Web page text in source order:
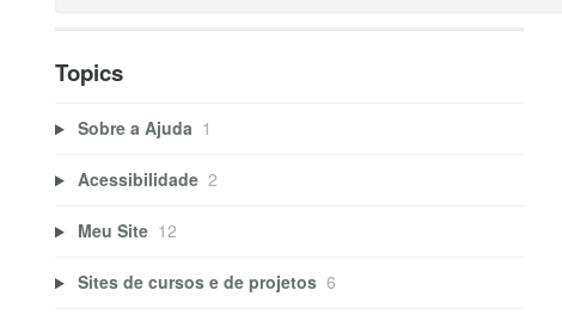
Topics
Sobre a Ajuda 1
Acessibilidade 2
Meu Site 12
Sites de cursos e de projetos 6